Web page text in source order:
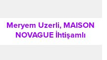
Meryem Uzerli, MAISON
NOVAGUE İhtişamlı